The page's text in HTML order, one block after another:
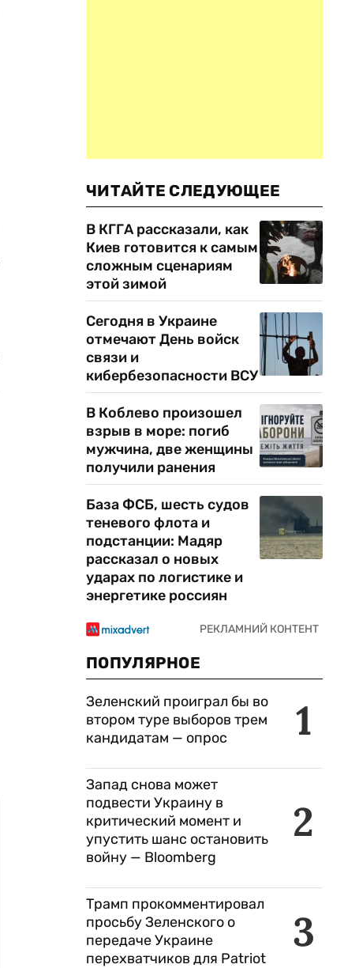
ЧИТАЙТЕ СЛЕДУЮЩЕЕ
В КГГА рассказали, как
Киев готовится к самым
сложным сценариям
этой зимой
Сегодня в Украине
отмечают День войск
связи и
кибербезопасности ВСУ
В Коблево произошел
взрыв в море: погиб
мужчина, две женщины
получили ранения
База ФСБ, шесть судов
теневого флота и
подстанции: Мадяр
рассказал о новых
ударах по логистике и
энергетике россиян
ПОПУЛЯРНОЕ
1
Зеленский проиграл бы во
втором туре выборов трем
кандидатам — опрос
2
Запад снова может
подвести Украину в
критический момент и
упустить шанс остановить
войну — Bloomberg
3
Трамп прокомментировал
просьбу Зеленского о
передаче Украине
перехватчиков для Patriot